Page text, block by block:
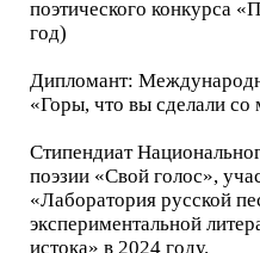
поэтического конкурса
год)
Дипломант:
«Горы, что вы сделали
Стипендиат
поэзии «Свой голос»,
«Лаборатория русской
экспериментальной
истока» в 2024 году.